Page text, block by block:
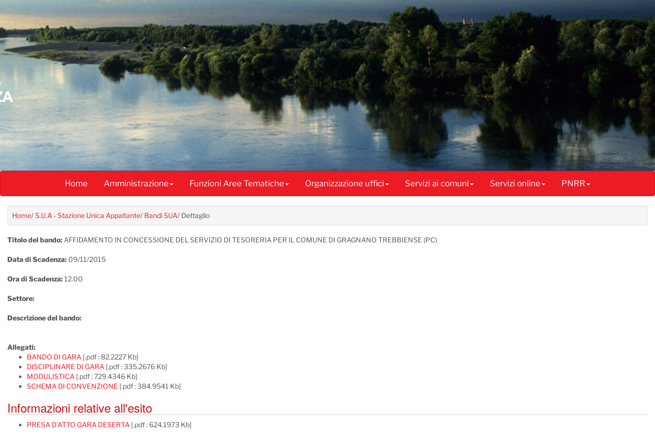
al
contenuto
principale
Home Amministrazione Funzioni Aree Tematiche Organizzazione uffici Servizi ai comuni Servizi online PNRR
Home/S.U.A - Stazione Unica Appaltante/ Bandi SUA/ Dettaglio
Titolo del bando: AFFIDAMENTO IN CONCESSIONE DEL SERVIZIO DI TESORERIA PER IL COMUNE DI GRAGNANO TREBBIENSE (PC)
Data di Scadenza: 09/11/2015
Ora di Scadenza:12.00
Settore:
Descrizione del bando:
Allegati:
BANDO DI GARA [.pdf : 82.2227 Kb]
DISCIPLINARE DI GARA [.pdf : 335.2676 Kb]
MODULISTICA [.pdf : 729.4346 Kb]
SCHEMA DI CONVENZIONE [.pdf : 384.9541 Kb]
Informazioni relative all'esito
PRESA D'ATTO GARA DESERTA [.pdf : 624.1973 Kb]